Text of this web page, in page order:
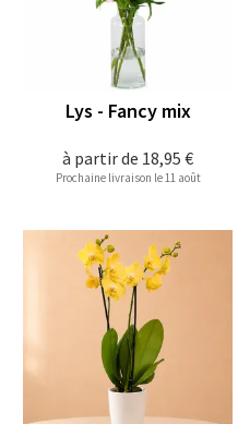
à partir de 18,95 €
Lys - Fancy mix
Prochaine livraison le 11 août